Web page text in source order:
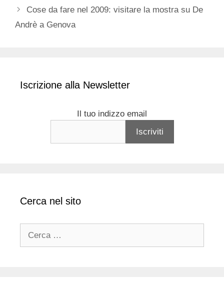
Cose da fare nel 2009: visitare la mostra su De
Andrè a Genova
Iscrizione alla Newsletter
Il tuo indizzo email
Cerca nel sito